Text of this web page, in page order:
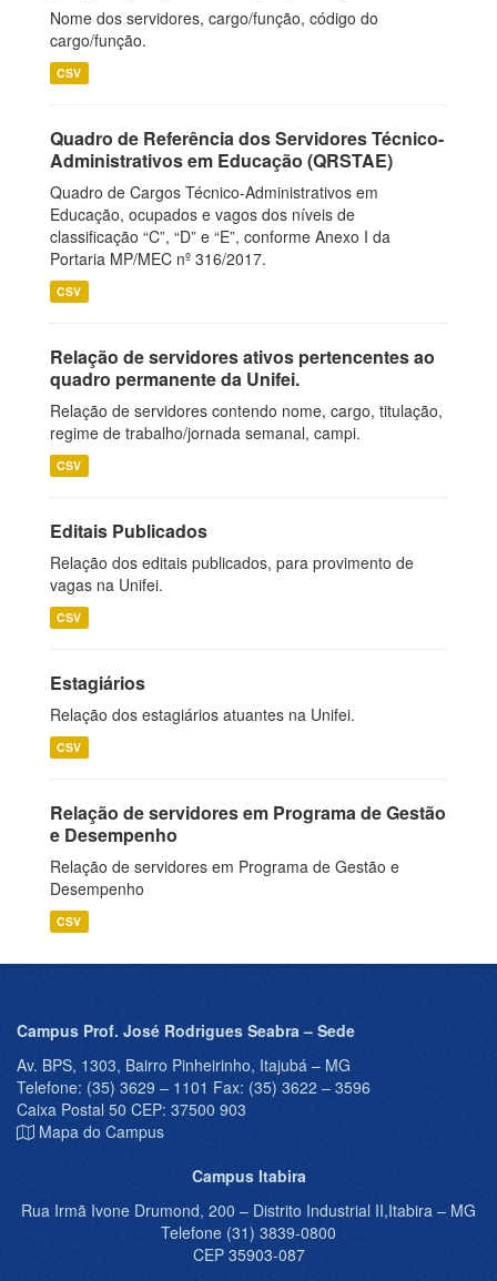
Nome dos servidores, cargo/função, código do
cargo/função.
CSV
Quadro de Referência dos Servidores Técnico-
Administrativos em Educação (QRSTAE)
Quadro de Cargos Técnico-Administrativos em
Educação, ocupados e vagos dos níveis de
classificação “C”, “D” e “E”, conforme Anexo I da
Portaria MP/MEC nº 316/2017.
CSV
Relação de servidores ativos pertencentes ao
quadro permanente da Unifei.
Relação de servidores contendo nome, cargo, titulação,
regime de trabalho/jornada semanal, campi.
CSV
Editais Publicados
Relação dos editais publicados, para provimento de
vagas na Unifei.
CSV
Estagiários
Relação dos estagiários atuantes na Unifei.
CSV
Relação de servidores em Programa de Gestão
e Desempenho
Relação de servidores em Programa de Gestão e
Desempenho
CSV
Campus Prof. José Rodrigues Seabra – Sede
Av. BPS, 1303, Bairro Pinheirinho, Itajubá – MG
Telefone: (35) 3629 – 1101 Fax: (35) 3622 – 3596
Caixa Postal 50 CEP: 37500 903
Mapa do Campus
Campus Itabira
Rua Irmã Ivone Drumond, 200 – Distrito Industrial II,Itabira – MG
Telefone (31) 3839-0800
CEP 35903-087